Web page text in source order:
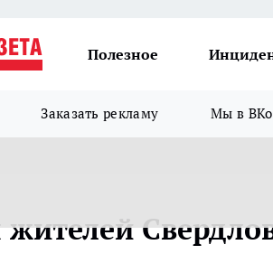
Полезное
Заказать рекламу Мы в